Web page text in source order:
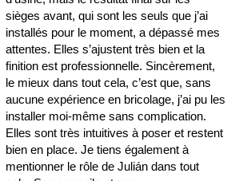
sièges avant, qui sont les seuls que j’ai
installés pour le moment, a dépassé mes
attentes. Elles s’ajustent très bien et la
finition est professionnelle. Sincèrement,
le mieux dans tout cela, c’est que, sans
aucune expérience en bricolage, j’ai pu les
installer moi-même sans complication.
Elles sont très intuitives à poser et restent
bien en place. Je tiens également à
mentionner le rôle de Julián dans tout